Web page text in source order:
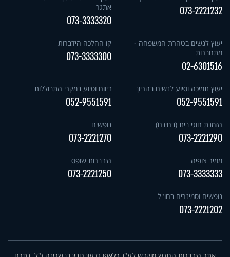
073-2221232
אתגר
073-3333320
יעוץ לנשים בטהרת המשפחה -
מתחברות
02-6301516
קו ההלכה הידברות
073-3333300
יעוץ תמיכה וסיוע לנשים בהריון
052-9551591
דיווח וסיוע במקרי התבוללות
052-9551591
הזמנת חוגי בית (בחינם)
073-2221290
נופשים
073-2221270
ממיר צופיה
073-3333333
הידברות שופס
073-2221250
נופשים וסמינרים בחו"ל
073-2221202